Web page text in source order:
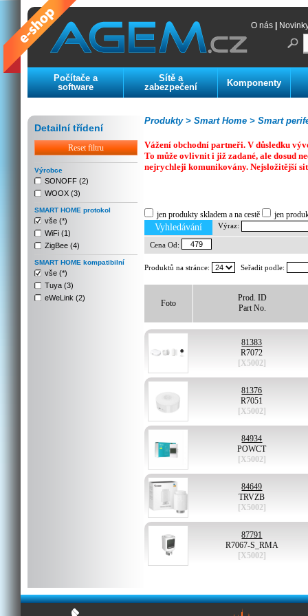
O nás
Počítače a
software
Sítě a
zabezpečení
Komponenty
Detailní třídení
Reset filtru
Výrobce
SONOFF (2)
WOOX (3)
SMART HOME protokol
vše (*)
WiFi (1)
ZigBee (4)
SMART HOME kompatibilní
vše (*)
Tuya (3)
eWeLink (2)
Smart
Smart Home >
Produkty >
Vážení obchodní partneři. V důsledku
To může ovlivnit i již zadané, ale dosud
nejrychleji komunikovány. Nejsložitější
jen produkty skladem a na cestě jen
Vyhledávání Výraz:
Cena Od:
Produktů na stránce: Seřadit podle:
Foto
Prod. ID
Part No.
81383
R7072
[X5002]
81376
R7051
[X5002]
84934
POWCT
[X5002]
84649
TRVZB
[X5002]
87791
R7067-S_RMA
[X5002]